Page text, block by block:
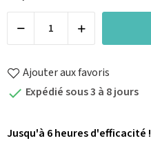
Ajouter aux favoris
 Expédié sous 3 à 8 jours
Jusqu'à 6 heures d'efficacité !